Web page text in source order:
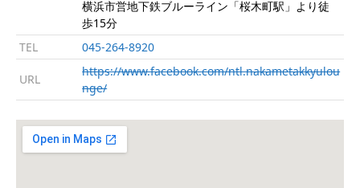
横浜市営地下鉄ブルーライン「桜木町駅」より徒
歩15分
TEL
045-264-8920
URL
https://www.facebook.com/ntl.nakametakkyulou
nge/